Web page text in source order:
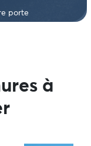
porte
à